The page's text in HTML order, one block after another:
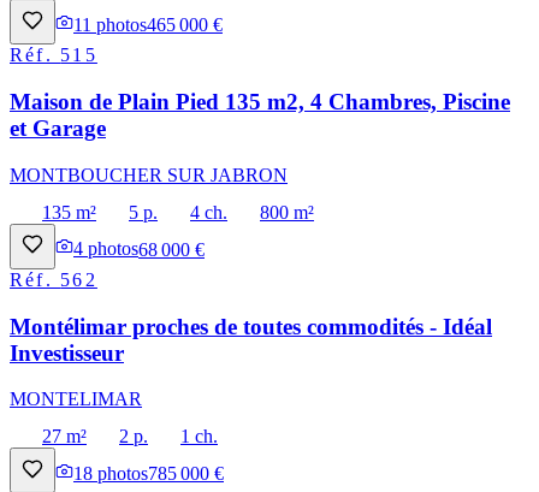
11 photos465 000 €
Réf. 515
Maison de Plain Pied 135 m2, 4 Chambres, Piscine
et Garage
MONTBOUCHER SUR JABRON
135 m²
5 p. 4 ch.
800 m²
4 photos68 000 €
Réf. 562
Montélimar proches de toutes commodités - Idéal
Investisseur
MONTELIMAR
27 m²
2 p.
1 ch.
18 photos785 000 €